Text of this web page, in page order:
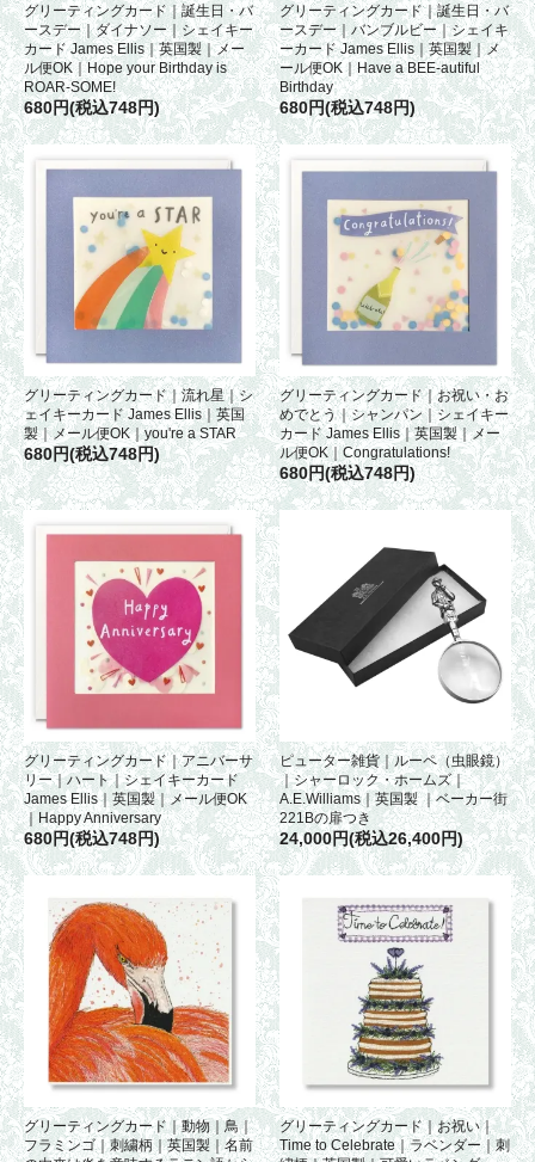
グリーティングカード｜誕生日・バ
ースデー｜ダイナソー｜シェイキー
カード James Ellis｜英国製｜メー
ル便OK｜Hope your Birthday is
ROAR-SOME!
680円(税込748円)
グリーティングカード｜誕生日・バ
ースデー｜バンブルビー｜シェイキ
ーカード James Ellis｜英国製｜メ
ール便OK｜Have a BEE-autiful
Birthday
680円(税込748円)
グリーティングカード｜流れ星｜シ
ェイキーカード James Ellis｜英国
製｜メール便OK｜you're a STAR
680円(税込748円)
グリーティングカード｜お祝い・お
めでとう｜シャンパン｜シェイキー
カード James Ellis｜英国製｜メー
ル便OK｜Congratulations!
680円(税込748円)
グリーティングカード｜アニバーサ
リー｜ハート｜シェイキーカード
James Ellis｜英国製｜メール便OK
｜Happy Anniversary
680円(税込748円)
ピューター雑貨｜ルーペ（虫眼鏡）
｜シャーロック・ホームズ｜
A.E.Williams｜英国製 ｜ベーカー街
221Bの扉つき
24,000円(税込26,400円)
グリーティングカード｜動物｜鳥｜
フラミンゴ｜刺繍柄｜英国製｜名前
グリーティングカード｜お祝い｜
Time to Celebrate｜ラベンダー｜刺